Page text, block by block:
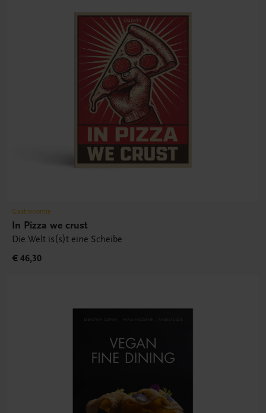
Gastronomie
In Pizza we crust
Die Welt is(s)t eine Scheibe
€ 46,30